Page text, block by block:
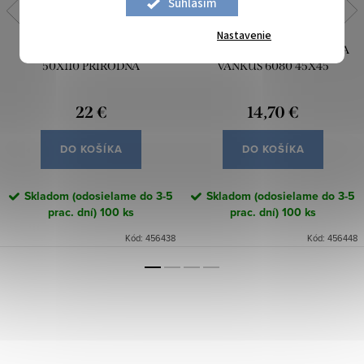
Súhlasím
Nastavenie
50X110 PRÍRODNÁ
22 €
DO KOŠÍKA
Skladom (odosielame do 3-5
prac. dní)100 ks
Kód: 456438
GOBELÍNOVÁ OBLIEČKA NA
VANKÚŠ 6080 45X45
14,70 €
DO KOŠÍKA
Skladom (odosielame do 3-5
prac. dní)100 ks
Kód: 456448